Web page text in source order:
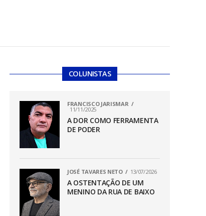
COLUNISTAS
FRANCISCO JARISMAR
11/11/2025
A DOR COMO FERRAMENTA
DE PODER
JOSÉ TAVARES NETO 13/07/2026
A OSTENTAÇÃO DE UM
MENINO DA RUA DE BAIXO